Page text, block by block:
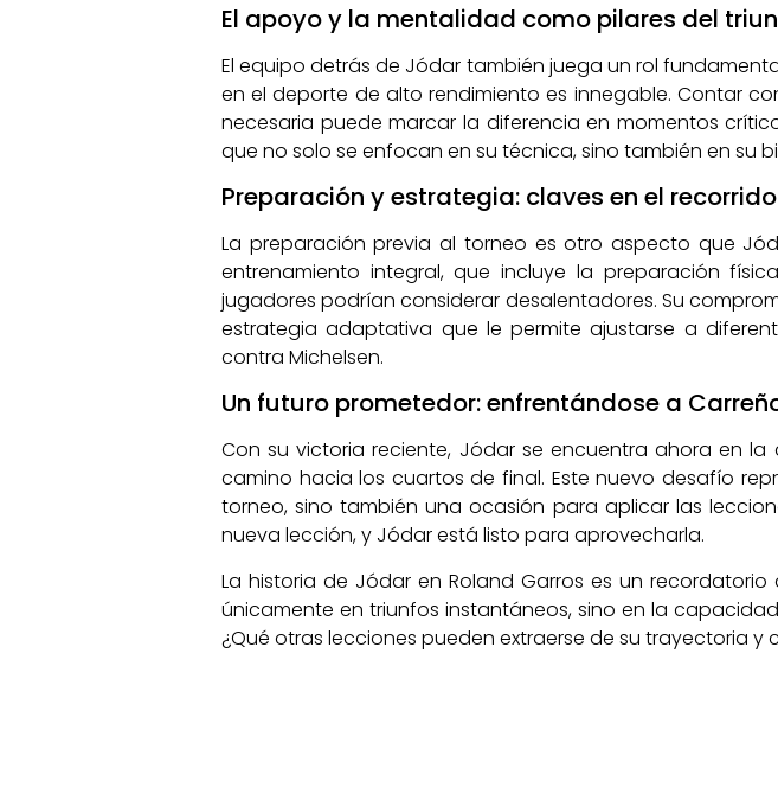
El apoyo y la mentalidad como pilares del
El equipo detrás de Jódar también juega un rol
en el deporte de alto rendimiento es innegable. Contar
necesaria puede marcar la diferencia en momentos
que no solo se enfocan en su técnica, sino también en su
Preparación y estrategia: claves en el
La preparación previa al torneo es otro aspecto que
entrenamiento integral, que incluye la preparación
jugadores podrían considerar desalentadores. Su
estrategia adaptativa que le permite ajustarse a
contra Michelsen.
Un futuro prometedor: enfrentándose a
Con su victoria reciente, Jódar se encuentra ahora en
camino hacia los cuartos de final. Este nuevo desafío
torneo, sino también una ocasión para aplicar las
nueva lección, y Jódar está listo para aprovecharla.
La historia de Jódar en Roland Garros es un
únicamente en triunfos instantáneos, sino en la
¿Qué otras lecciones pueden extraerse de su trayectoria